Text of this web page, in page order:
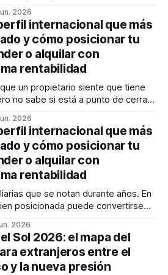
internacionales con expectativas
aparece la gran duda: ¿vendo
estoy
2026
internacional que más
y cómo posicionar tu
o alquilar con
rentabilidad
un propietario siente que tiene
no sabe si está a punto de cerrar
que nunca. El sueño
capital, talento y familias
2026
internacional que más
y cómo posicionar tu
o alquilar con
rentabilidad
que se notan durante años. En
posicionada puede convertirse
de espera, visitas
inadecuados o una venta por
valor. Y ahí aparece la gran
2026
Sol 2026: el mapa del
extranjeros entre el
y la nueva presión